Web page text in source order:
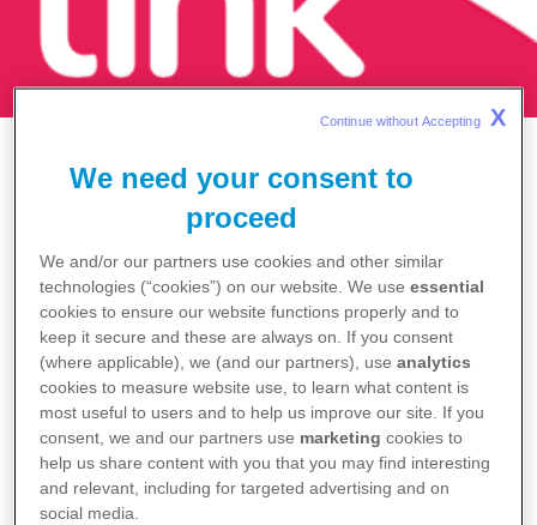
News
Generale e Cardiologi insieme per una diagnosi
precoce
19 marzo 2025
Unire le forze per facilitare la diagnosi
tempestiva di una rara patologia del cuore:
We need your consent to
proceed
We and/or our partners use cookies and other similar
technologies (“cookies”) on our website. We useessential
cookies to ensure our website functions properly and to
keep it secure and these are always on. If you consent
(where applicable), we (and our partners), useanalytics
cookies to measure website use, to learn what content is
most useful to users and to help us improve our site. If you
consent, we and our partners use marketing cookies to
help us share content with you that you may find interesting
and relevant, including for targeted advertising and on
social media.
Continue without Accepting X